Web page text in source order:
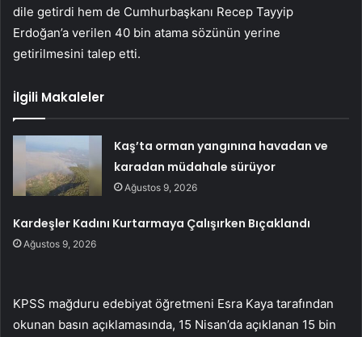
dile getirdi hem de Cumhurbaşkanı Recep Tayyip
Erdoğan’a verilen 40 bin atama sözünün yerine
getirilmesini talep etti.
İlgili Makaleler
Kaş’ta orman yangınına havadan ve
karadan müdahale sürüyor
Ağustos 9, 2026
Kardeşler Kadını Kurtarmaya Çalışırken Bıçaklandı
Ağustos 9, 2026
KPSS mağduru edebiyat öğretmeni Esra Kaya tarafından
okunan basın açıklamasında, 15 Nisan’da açıklanan 15 bin